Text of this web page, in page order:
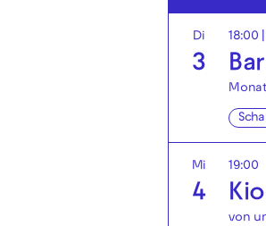
Di
3
18:00
Mi
4
19:00
von